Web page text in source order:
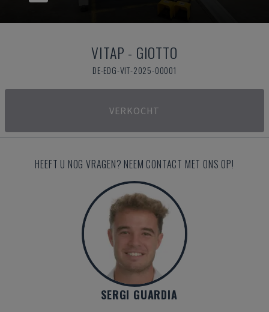
VITAP - GIOTTO
DE-EDG-VIT-2025-00001
VERKOCHT
HEEFT U NOG VRAGEN? NEEM CONTACT MET ONS OP!
SERGI GUARDIA